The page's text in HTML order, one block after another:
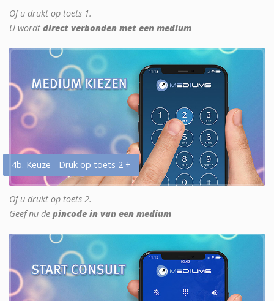
Of u drukt op toets 1.
U wordt direct verbonden met een medium
4b. Keuze - Druk op toets 2 +
Of u drukt op toets 2.
Geef nu de pincode in van een medium